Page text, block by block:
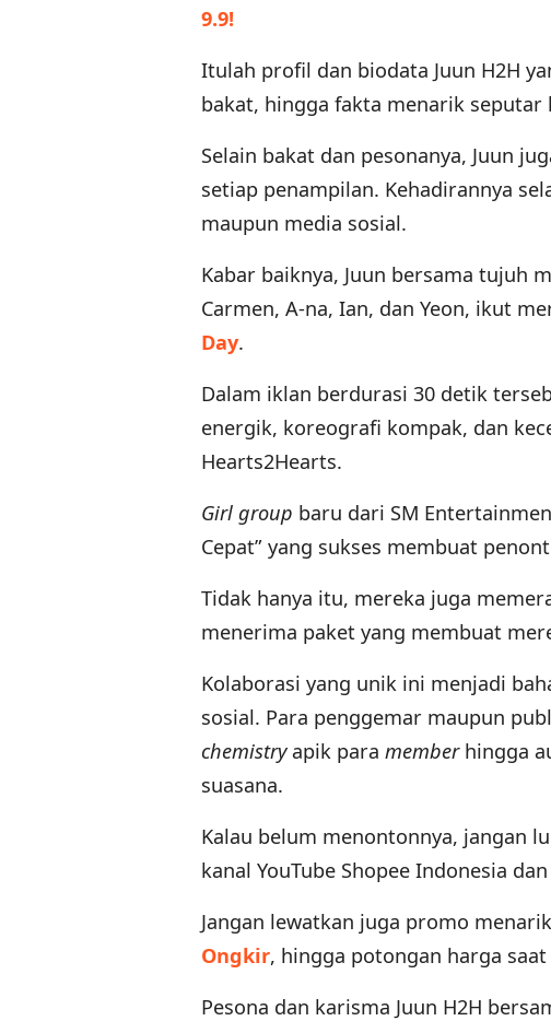
9.9!
Itulah profil dan biodata Juun H2H
bakat, hingga fakta menarik seputar
Selain bakat dan pesonanya, Juun
setiap penampilan. Kehadirannya
maupun media sosial.
Kabar baiknya, Juun bersama tujuh
Carmen, A-na, Ian, dan Yeon, ikut
Day.
Dalam iklan berdurasi 30 detik
energik, koreografi kompak, dan
Hearts2Hearts.
Girl group baru dari SM
Cepat” yang sukses membuat
Tidak hanya itu, mereka juga
menerima paket yang membuat
Kolaborasi yang unik ini menjadi
sosial. Para penggemar maupun
chemistryapik para memberhingga
suasana.
Kalau belum menontonnya, jangan
kanal YouTube Shopee Indonesia
Jangan lewatkan juga promo
Ongkir, hingga potongan harga
Pesona dan karisma Juun H2H